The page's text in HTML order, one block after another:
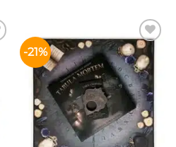
-21%
Adicionar
aos meus
desejos